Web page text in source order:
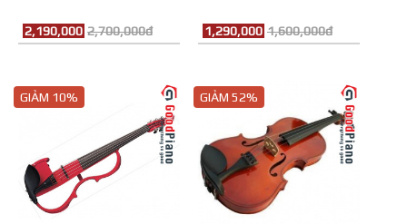
2,190,000 2,700,000đ 1,290,000 1,600,000đ
GIẢM 10% GIẢM 52%